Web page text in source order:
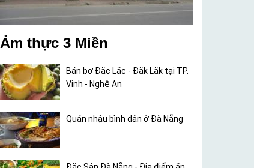
Ảm thực 3 Miền
Bán bơ Đắc Lắc - Đắk Lắk tại TP.
Vinh - Nghệ An
Quán nhậu bình dân ở Đà Nẵng